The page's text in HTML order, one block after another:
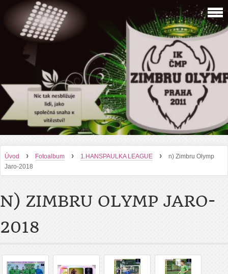
Úvod › Fotoalbum › 1.HANSPAULKA LEAGUE ›
n) Zimbru Olymp
Jaro-2018
N) ZIMBRU OLYMP JARO-
2018